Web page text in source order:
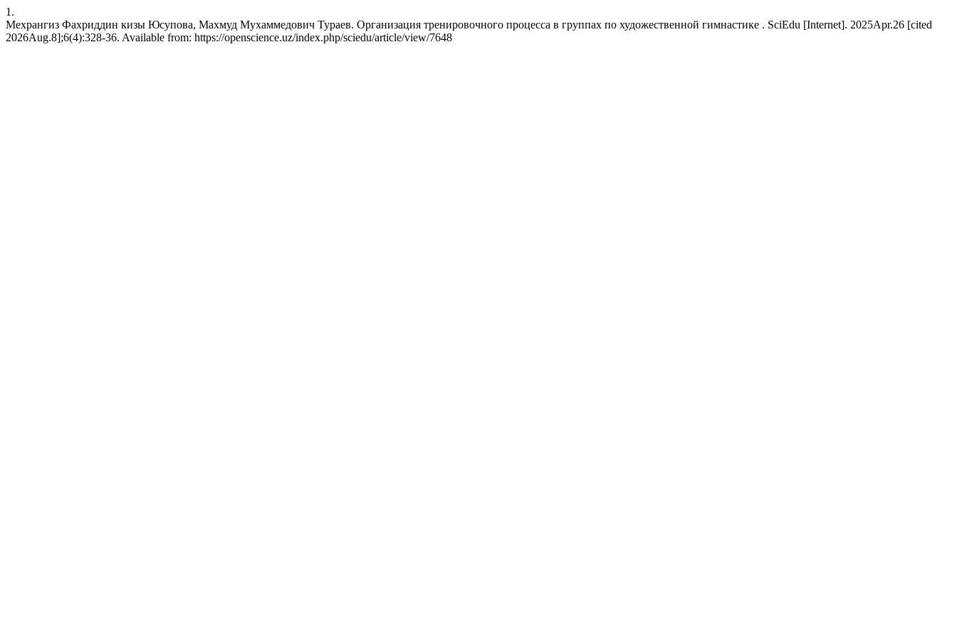
1.
Мехрангиз Фахриддин кизы Юсупова, Махмуд Мухаммедович Тураев. Организация тренировочного процесса в группах по художественной гимнастике . SciEdu [Internet]. 2025Apr.26 [cited
2026Aug.8];6(4):328-36. Available from: https://openscience.uz/index.php/sciedu/article/view/7648